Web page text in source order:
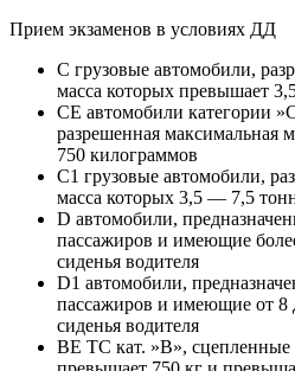
Прием экзаменов в условиях ДД
C грузовые автомобили,
масса которых превышает
CE автомобили категории
разрешенная максимальная
750 килограммов
C1 грузовые автомобили,
масса которых 3,5 — 7,5
D автомобили,
пассажиров и имеющие
сиденья водителя
D1 автомобили,
пассажиров и имеющие от 8
сиденья водителя
BE ТС кат. »В»,